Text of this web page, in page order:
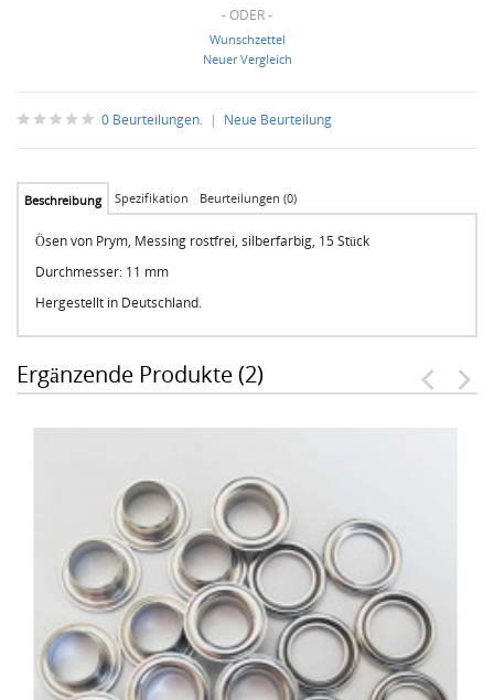
- ODER -
Wunschzettel
Neuer Vergleich
0 Beurteilungen. | Neue Beurteilung
Beschreibung Spezifikation Beurteilungen (0)
Ösen von Prym, Messing rostfrei, silberfarbig, 15 Stück
Durchmesser: 11 mm
Hergestellt in Deutschland.
Ergänzende Produkte (2)